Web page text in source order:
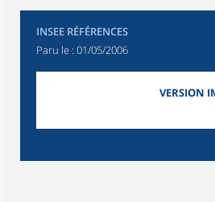
INSEE RÉFÉRENCES
Paru le : 01/05/2006
VERSION